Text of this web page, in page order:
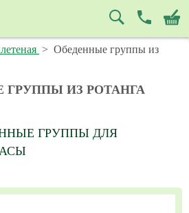
> Обеденные группы из
ГРУППЫ ИЗ РОТАНГА
ГРУППЫ ДЛЯ